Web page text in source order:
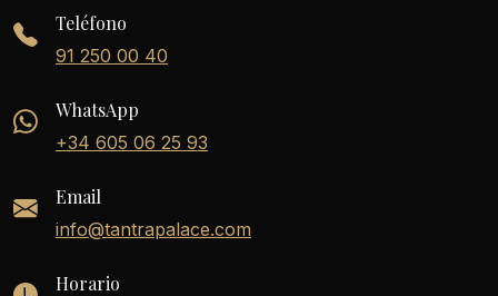
Teléfono
91 250 00 40
WhatsApp
+34 605 06 25 93
Email
info@tantrapalace.com
Horario